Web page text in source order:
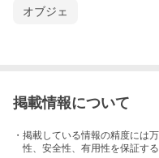
オブジェ
掲載情報について
・掲載している情報の精度には
性、安全性、有用性を保証す